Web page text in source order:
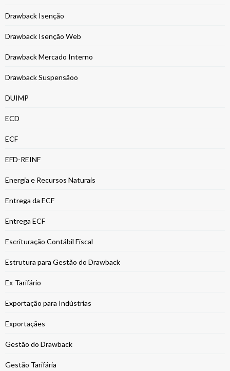
Drawback Isenção
Drawback Isenção Web
Drawback Mercado Interno
Drawback Suspensãoo
DUIMP
ECD
ECF
EFD-REINF
Energia e Recursos Naturais
Entrega da ECF
Entrega ECF
Escrituração Contábil Fiscal
Estrutura para Gestão do Drawback
Ex-Tarifário
Exportação para Indústrias
Exportaçães
Gestão do Drawback
Gestão Tarifária